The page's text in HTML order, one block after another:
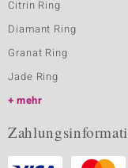
Citrin Ring
Diamant Ring
Granat Ring
Jade Ring
mehr